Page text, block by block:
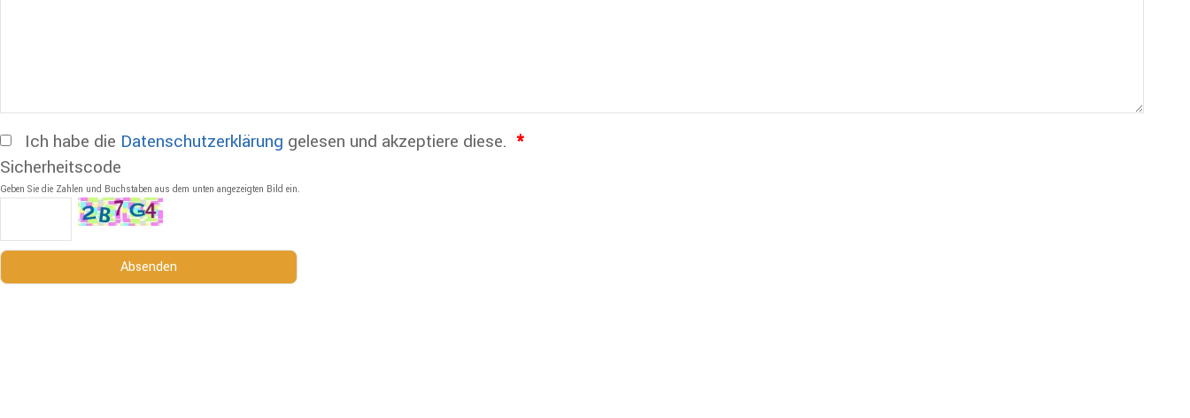
Ich habe die Datenschutzerklärung gelesen und akzeptiere diese. *
Sicherheitscode
Geben Sie die Zahlen und Buchstaben aus dem unten angezeigten Bild ein.